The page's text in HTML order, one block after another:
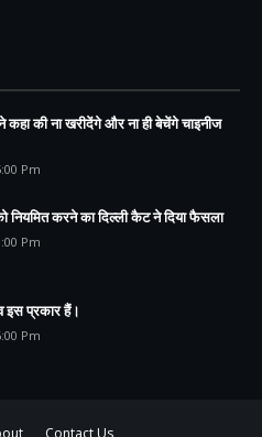
कहा की ना खरीदेंगे और ना ही बेचेंगे चाइनीज
Pm
नियमित करने का दिल्ली कैट ने दिया फैसला
Pm
इस प्रकार हैं।
Pm
Contact Us